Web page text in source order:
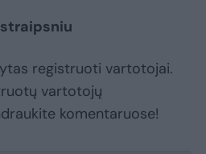
registruoti vartotojai.
vartotojų
komentaruose!